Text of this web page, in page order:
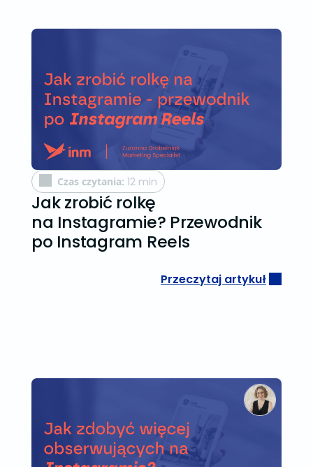
Czas czytania: 12 min
Jak zrobić rolkę
na Instagramie? Przewodnik
po Instagram Reels
Przeczytaj artykuł